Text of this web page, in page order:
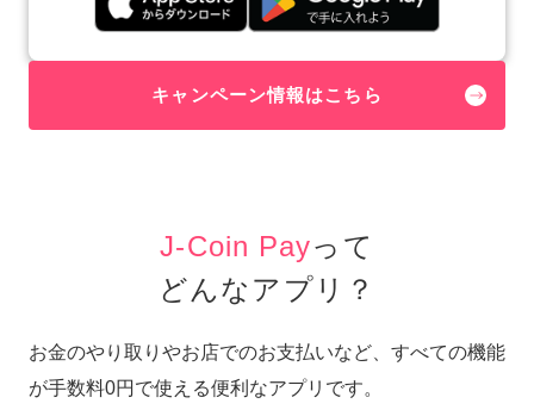
キャンペーン情報はこちら
J-Coin Payって
どんなアプリ？
お金のやり取りやお店でのお支払いなど、すべての機能
が手数料0円で使える便利なアプリです。